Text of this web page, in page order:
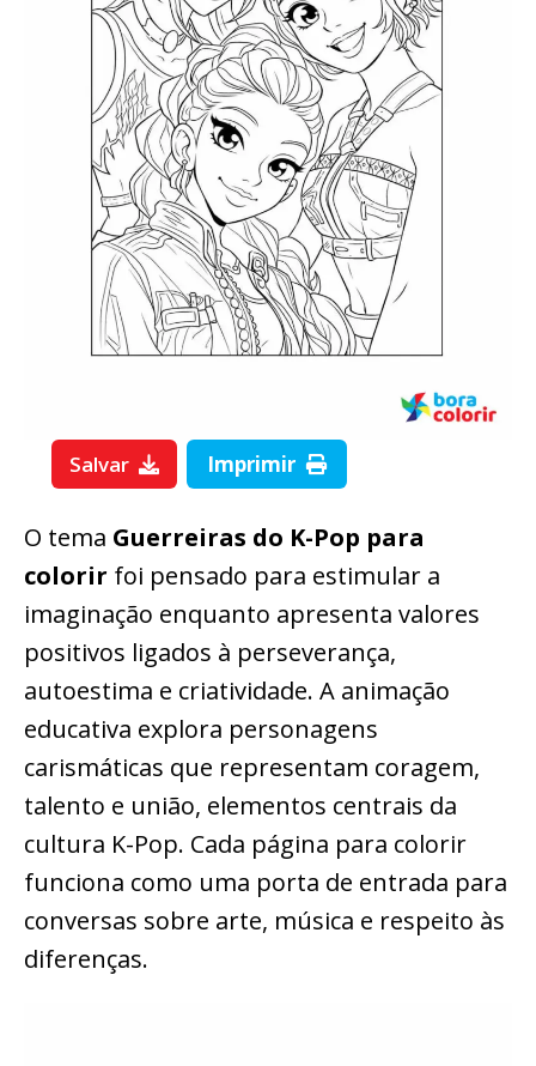
Salvar Imprimir
O tema Guerreiras do K-Pop para
colorir foi pensado para estimular a
imaginação enquanto apresenta valores
positivos ligados à perseverança,
autoestima e criatividade. A animação
educativa explora personagens
carismáticas que representam coragem,
talento e união, elementos centrais da
cultura K-Pop. Cada página para colorir
funciona como uma porta de entrada para
conversas sobre arte, música e respeito às
diferenças.